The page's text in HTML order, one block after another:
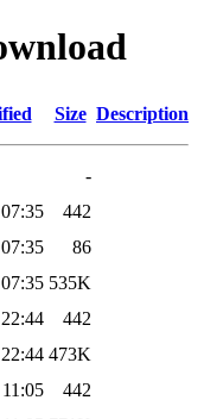
Size Description
-
442
86
535K
442
473K
442